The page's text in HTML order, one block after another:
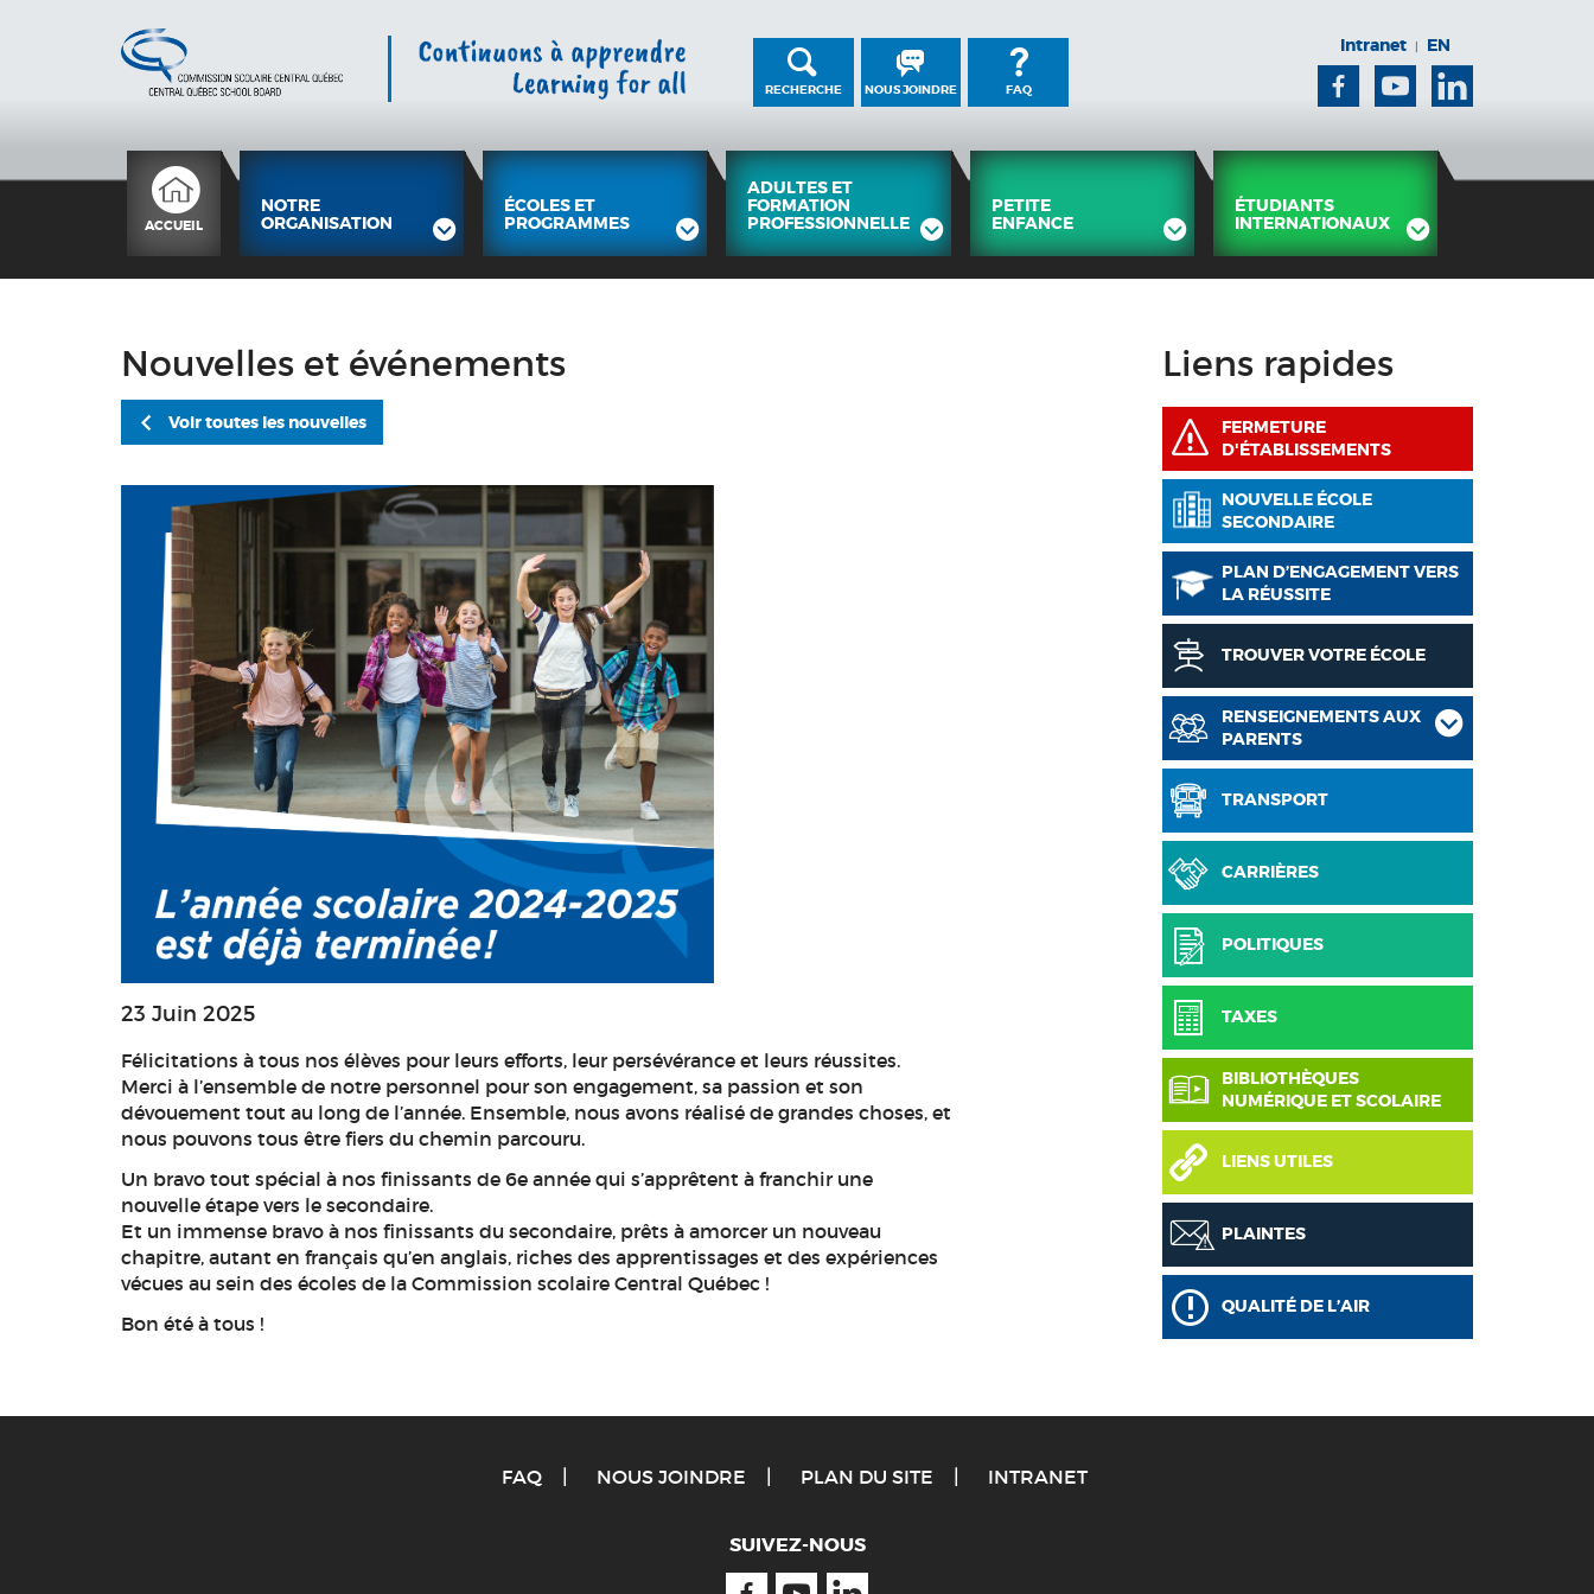
RECHERCHE NOUS JOINDRE FAQ
Intranet | EN
FacebookYoutube Linkedin
ACCUEIL
NOTRE
ORGANISATION
ÉCOLES ET
PROGRAMMES
ADULTES ET
FORMATION
PROFESSIONNELLE
PETITE
ENFANCE
ÉTUDIANTS
INTERNATIONAUX
Nouvelles et événements
Voir toutes les nouvelles
23 Juin 2025
Félicitations à tous nos élèves pour leurs efforts, leur persévérance et leurs réussites.
Merci à l’ensemble de notre personnel pour son engagement, sa passion et son
dévouement tout au long de l’année. Ensemble, nous avons réalisé de grandes choses, et
nous pouvons tous être fiers du chemin parcouru.
Un bravo tout spécial à nos finissants de 6e année qui s’apprêtent à franchir une
nouvelle étape vers le secondaire.
Et un immense bravo à nos finissants du secondaire, prêts à amorcer un nouveau
chapitre, autant en français qu’en anglais, riches des apprentissages et des expériences
vécues au sein des écoles de la Commission scolaire Central Québec !
Bon été à tous !
Liens rapides
FERMETURE
D'ÉTABLISSEMENTS
NOUVELLE ÉCOLE
SECONDAIRE
PLAN D’ENGAGEMENT VERS
LA RÉUSSITE
TROUVER VOTRE ÉCOLE
RENSEIGNEMENTS AUX
PARENTS
TRANSPORT
CARRIÈRES
POLITIQUES
TAXES
BIBLIOTHÈQUES
NUMÉRIQUE ET SCOLAIRE
LIENS UTILES
PLAINTES
QUALITÉ DE L’AIR
FAQ NOUS JOINDRE PLAN DU SITE INTRANET
SUIVEZ-NOUS
FacebookYoutubeLinkedin